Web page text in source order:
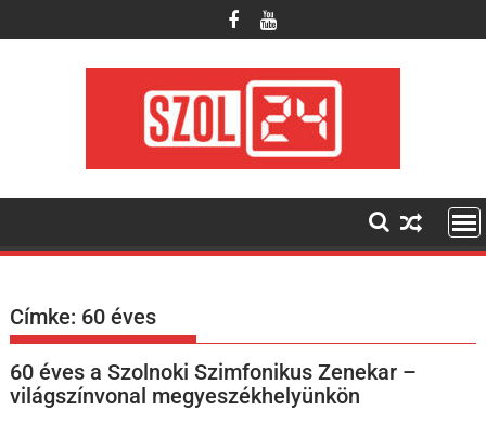
to
Címke: 60 éves
60 éves a Szolnoki Szimfonikus Zenekar –
világszínvonal megyeszékhelyünkön